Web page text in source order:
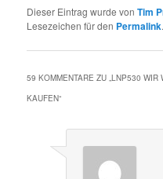
Dieser Eintrag wurde vonTim
Lesezeichen für den Permalink.
59 KOMMENTARE ZU „LNP530 WIR
KAUFEN“